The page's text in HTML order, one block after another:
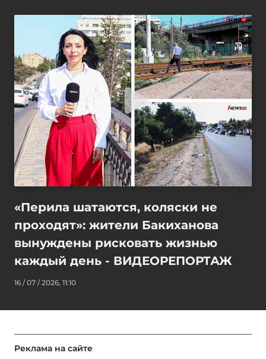
«Перила шатаются, коляски не
проходят»: жители Бакиханова
вынуждены рисковать жизнью
каждый день - ВИДЕОРЕПОРТАЖ
16 / 07 / 2026, 11:10
Реклама на сайте